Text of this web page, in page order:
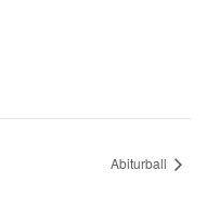
Abiturball